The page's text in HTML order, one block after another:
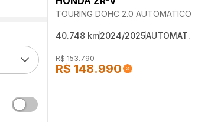
TOURING DOHC 2.0 AUTOMATICO
40.748 km2024/2025AUTOMAT.
R$ 153.790
R$ 148.990